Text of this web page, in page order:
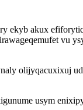
ekyb akux
vu
olijyqacuxixuj
usym